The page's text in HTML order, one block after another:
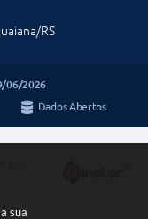
sua
RS
06/2026
Dados Abertos